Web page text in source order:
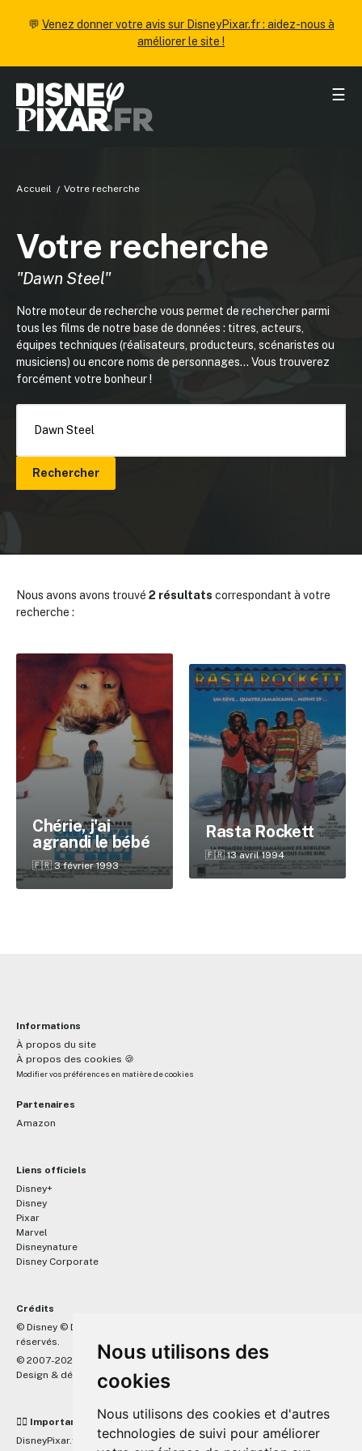
Nous utilisons des
cookies
Nous utilisons des cookies et d'autres
technologies de suivi pour améliorer
💬 Venez donner votre avis sur DisneyPixar.fr : aidez-nous à
améliorer le site !
☰
Accueil Votre recherche
Votre recherche
"Dawn Steel"
Notre moteur de recherche vous permet de rechercher parmi
tous les films de notre base de données : titres, acteurs,
équipes techniques (réalisateurs, producteurs, scénaristes ou
musiciens) ou encore noms de personnages... Vous trouverez
forcément votre bonheur !
Rechercher
Nous avons avons trouvé 2 résultats correspondant à votre
recherche :
Chérie, j'ai
agrandi le bébé
🇫🇷 3 février 1993
Rasta Rockett
🇫🇷 13 avril 1994
Informations
À propos du site
À propos des cookies 🍪
Modifier vos préférences en matière de cookies
Partenaires
Amazon
Liens officiels
Disney+
Disney
Pixar
Marvel
Disneynature
Disney Corporate
Crédits
© Disney © Disney/Pixar © &
réservés.
© 2007-2026 DisneyPixar.fr
Design & développement :MonsieurPaul
☝🏼 Important
DisneyPixar.fr est un site indépendant et n'est en aucun cas lié de